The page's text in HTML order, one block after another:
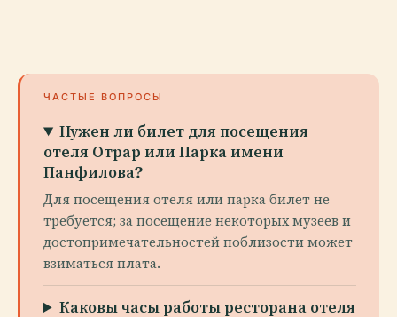
ЧАСТЫЕ ВОПРОСЫ
Нужен ли билет для посещения
отеля Отрар или Парка имени
Панфилова?
Для посещения отеля или парка билет не
требуется; за посещение некоторых музеев и
достопримечательностей поблизости может
взиматься плата.
Каковы часы работы ресторана отеля